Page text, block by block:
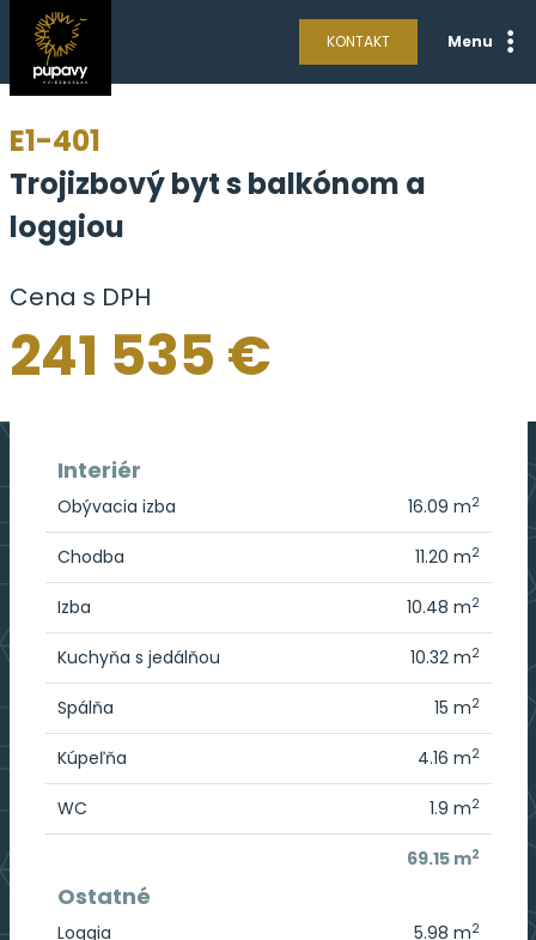
KONTAKT Menu
E1-401
Trojizbový byt s balkónom a
loggiou
Cena s DPH
241 535 €
Interiér
Obývacia izba 16.09 m2
Chodba 11.20 m2
Izba 10.48 m2
Kuchyňa s jedálňou 10.32 m2
Spálňa 15 m2
Kúpeľňa 4.16 m2
WC 1.9 m2
69.15 m2
Ostatné
Loggia 5.98 m2